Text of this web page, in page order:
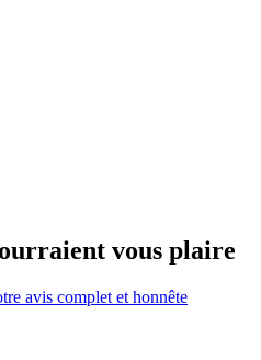
vous plaire